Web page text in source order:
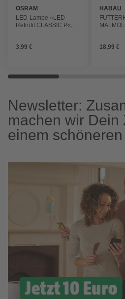
OSRAM
LED-Lampe »LED
Retrofit CLASSIC P«,
3,99 €
HABAU
MALMOE
18,99 €
Newsletter:
machen wir Dein
einem schöneren